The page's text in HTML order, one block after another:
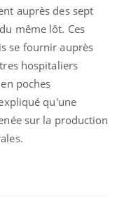
auprès des sept
même lôt. Ces
se fournir auprès
hospitaliers
poches
qu'une
sur la production